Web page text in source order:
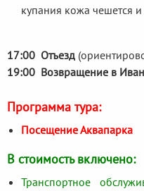
купания кожа чешется и
17:00 Отъезд
19:00 Возвращение в
Программа тура:
Посещение Аквапарка
В стоимость включено:
Транспортное